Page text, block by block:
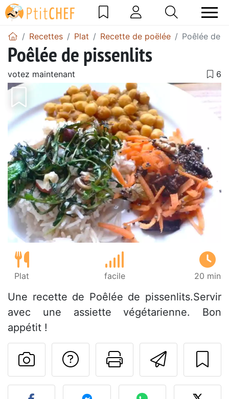
Recettes Plat Recette de poëlée Poêlée de
Poêlée de pissenlits
votez maintenant
Plat facile 20 min
Une recette de Poêlée de pissenlits.Servir
avec une assiette végétarienne. Bon
appétit !
Imprimer
Poser une
Publier votre photo de